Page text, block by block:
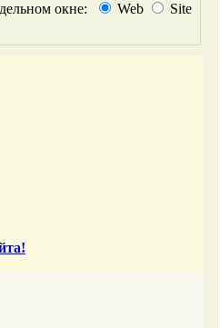
окне: Web Site